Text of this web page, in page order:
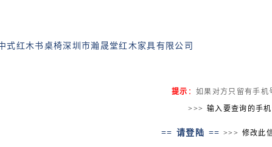
红木书桌椅深圳市瀚晟堂红木家具有限公司
提示 ： 如果对方只留有手机
>>> 输入要查询的手
== 请登陆 == >>> 修改此